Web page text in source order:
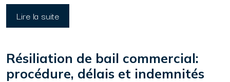
Lire la suite
Résiliation de bail commercial:
procédure, délais et indemnités